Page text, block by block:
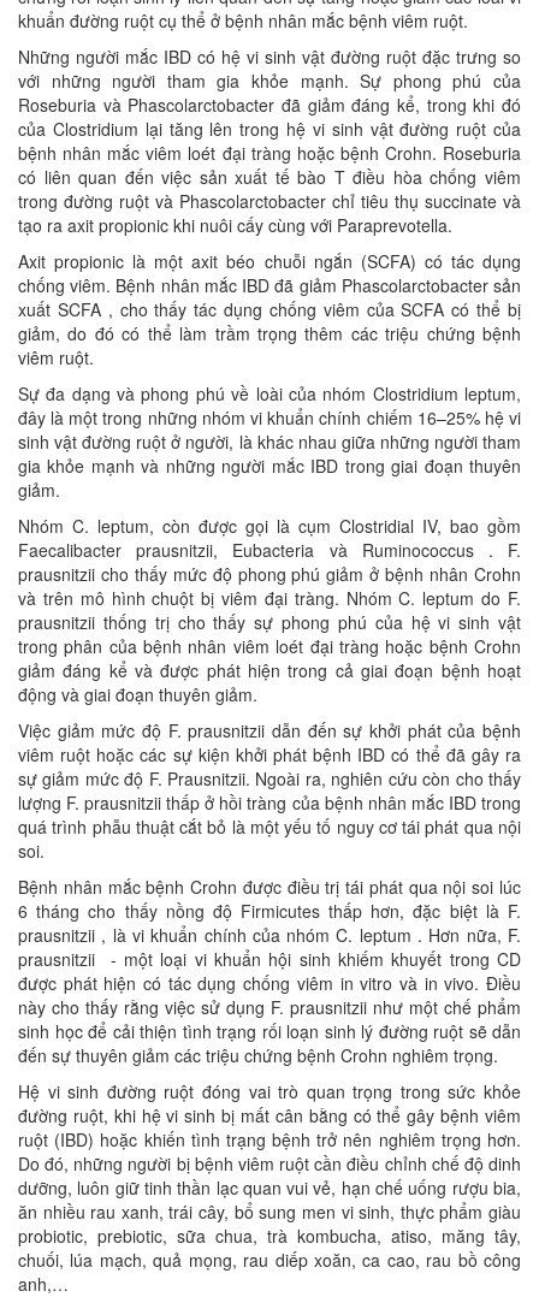
khuẩn đường ruột cụ thể ở bệnh nhân mắc bệnh viêm ruột.
Những người mắc IBD có hệ vi sinh vật đường ruột đặc trưng so
với những người tham gia khỏe mạnh. Sự phong phú của
Roseburia và Phascolarctobacter đã giảm đáng kể, trong khi đó
của Clostridium lại tăng lên trong hệ vi sinh vật đường ruột của
bệnh nhân mắc viêm loét đại tràng hoặc bệnh Crohn. Roseburia
có liên quan đến việc sản xuất tế bào T điều hòa chống viêm
trong đường ruột và Phascolarctobacter chỉ tiêu thụ succinate và
tạo ra axit propionic khi nuôi cấy cùng với Paraprevotella.
Axit propionic là một axit béo chuỗi ngắn (SCFA) có tác dụng
chống viêm. Bệnh nhân mắc IBD đã giảm Phascolarctobacter sản
xuất SCFA , cho thấy tác dụng chống viêm của SCFA có thể bị
giảm, do đó có thể làm trầm trọng thêm các triệu chứng bệnh
viêm ruột.
Sự đa dạng và phong phú về loài của nhóm Clostridium leptum,
đây là một trong những nhóm vi khuẩn chính chiếm 16–25% hệ vi
sinh vật đường ruột ở người, là khác nhau giữa những người tham
gia khỏe mạnh và những người mắc IBD trong giai đoạn thuyên
giảm.
Nhóm C. leptum, còn được gọi là cụm Clostridial IV, bao gồm
Faecalibacter prausnitzii, Eubacteria và Ruminococcus . F.
prausnitzii cho thấy mức độ phong phú giảm ở bệnh nhân Crohn
và trên mô hình chuột bị viêm đại tràng. Nhóm C. leptum do F.
prausnitzii thống trị cho thấy sự phong phú của hệ vi sinh vật
trong phân của bệnh nhân viêm loét đại tràng hoặc bệnh Crohn
giảm đáng kể và được phát hiện trong cả giai đoạn bệnh hoạt
động và giai đoạn thuyên giảm.
Việc giảm mức độ F. prausnitzii dẫn đến sự khởi phát của bệnh
viêm ruột hoặc các sự kiện khởi phát bệnh IBD có thể đã gây ra
sự giảm mức độ F. Prausnitzii. Ngoài ra, nghiên cứu còn cho thấy
lượng F. prausnitzii thấp ở hồi tràng của bệnh nhân mắc IBD trong
quá trình phẫu thuật cắt bỏ là một yếu tố nguy cơ tái phát qua nội
soi.
Bệnh nhân mắc bệnh Crohn được điều trị tái phát qua nội soi lúc
6 tháng cho thấy nồng độ Firmicutes thấp hơn, đặc biệt là F.
prausnitzii , là vi khuẩn chính của nhóm C. leptum . Hơn nữa, F.
prausnitzii - một loại vi khuẩn hội sinh khiếm khuyết trong CD
được phát hiện có tác dụng chống viêm in vitro và in vivo. Điều
này cho thấy rằng việc sử dụng F. prausnitzii như một chế phẩm
sinh học để cải thiện tình trạng rối loạn sinh lý đường ruột sẽ dẫn
đến sự thuyên giảm các triệu chứng bệnh Crohn nghiêm trọng.
Hệ vi sinh đường ruột đóng vai trò quan trọng trong sức khỏe
đường ruột, khi hệ vi sinh bị mất cân bằng có thể gây bệnh viêm
ruột (IBD) hoặc khiến tình trạng bệnh trở nên nghiêm trọng hơn.
Do đó, những người bị bệnh viêm ruột cần điều chỉnh chế độ dinh
dưỡng, luôn giữ tinh thần lạc quan vui vẻ, hạn chế uống rượu bia,
ăn nhiều rau xanh, trái cây, bổ sung men vi sinh, thực phẩm giàu
probiotic, prebiotic, sữa chua, trà kombucha, atiso, măng tây,
chuối, lúa mạch, quả mọng, rau diếp xoăn, ca cao, rau bồ công
anh,…